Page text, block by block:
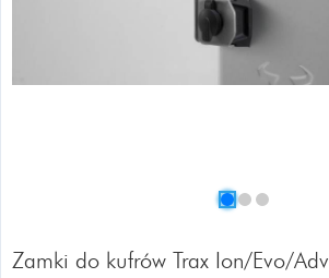
Zamki do kufrów Trax Ion/Evo/Adv